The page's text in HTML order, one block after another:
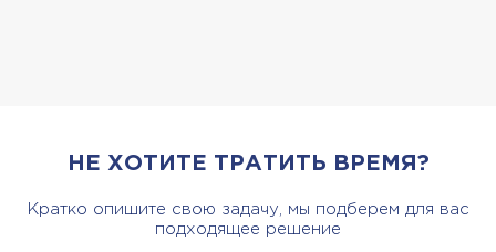
НЕ ХОТИТЕ ТРАТИТЬ ВРЕМЯ?
Кратко опишите свою задачу, мы подберем для вас
подходящее решение